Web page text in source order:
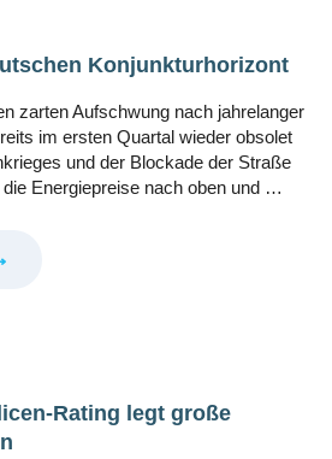
Konjunkturhorizont
zarten Aufschwung nach jahrelanger
im ersten Quartal wieder obsolet
und der Blockade der Straße
Energiepreise nach oben und …
Rating legt große